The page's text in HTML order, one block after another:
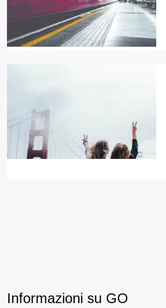
Informazioni su GO